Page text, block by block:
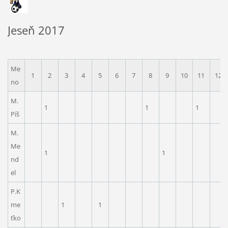
Jeseň 2017
Me
no
1 2 3 4 5 6 7 8 9 10 11 12
M.
Píš
1 1 1
M.
Me
nd
el
1 1
P.K
me
ťko
1 1